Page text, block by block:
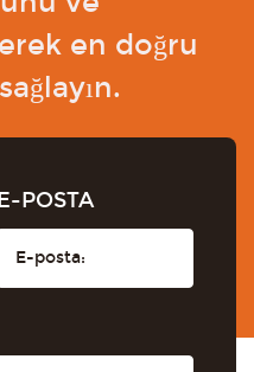
en doğru
POSTA